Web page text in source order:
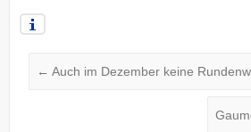
← Auch im Dezember keine